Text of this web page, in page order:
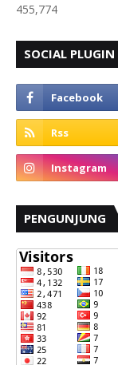
455,774
SOCIAL PLUGIN
PENGUNJUNG